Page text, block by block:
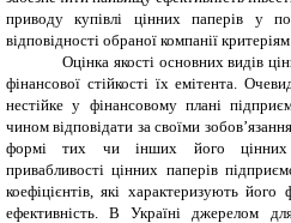
приводу купівлі цінних паперів у
відповідності обраної компанії
Оцінка якості основних видів
фінансової стійкості їх емітента.
нестійке у фінансовому плані
чином відповідати за своїми
формі тих чи інших його цінних
привабливості цінних паперів
коефіцієнтів, які характеризують його
ефективність. В Україні джерелом